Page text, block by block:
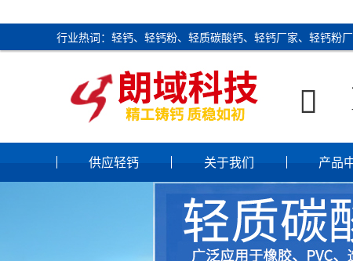
行业热词：轻钙、轻钙粉、轻质碳酸钙、轻钙厂家、轻钙粉

供应轻钙 关于我们 产品